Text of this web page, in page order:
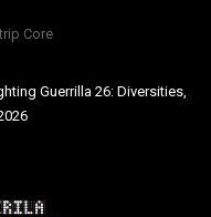
Core
Guerrilla 26: Diversities,